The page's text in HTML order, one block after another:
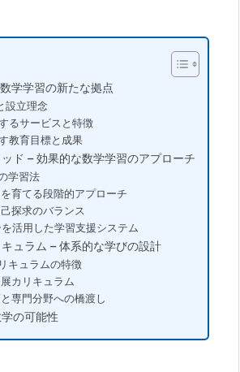
学学習の新たな拠点
設立理念
るサービスと特徴
教育目標と成果
ド – 効果的な数学学習のアプローチ
学習法
育てる段階的アプローチ
探求のバランス
活用した学習支援システム
ュラム – 体系的な学びの設計
キュラムの特徴
カリキュラム
専門分野への橋渡し
の可能性